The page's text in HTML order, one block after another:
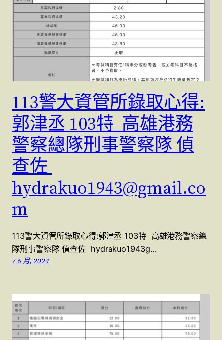
113警大資管所錄取心得:
郭津丞 103特 高雄港務
警察總隊刑事警察隊 偵
查佐
hydrakuo1943@gmail.co
m
113警大資管所錄取心得:郭津丞 103特 高雄港務警察總
隊刑事警察隊 偵查佐 hydrakuo1943g…
7 6 月, 2024